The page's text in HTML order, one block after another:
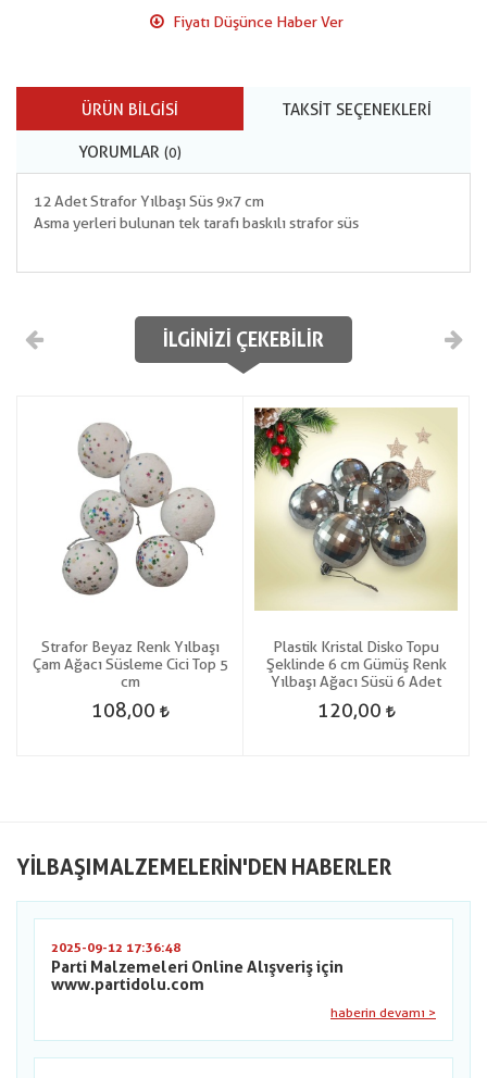
Fiyatı Düşünce Haber Ver
ÜRÜN BILGISI TAKSIT SEÇENEKLERI
YORUMLAR (0)
12 Adet Strafor Yılbaşı Süs 9x7 cm
Asma yerleri bulunan tek tarafı baskılı strafor süs
İLGINIZI ÇEKEBILIR
Strafor Beyaz Renk Yılbaşı
Çam Ağacı Süsleme Cici Top 5
cm
108,00
Plastik Kristal Disko Topu
Şeklinde 6 cm Gümüş Renk
Yılbaşı Ağacı Süsü 6 Adet
120,00
YILBAŞIMALZEMELERIN'DEN HABERLER
2025-09-12 17:36:48
Parti Malzemeleri Online Alışveriş için
www.partidolu.com
haberin devamı >